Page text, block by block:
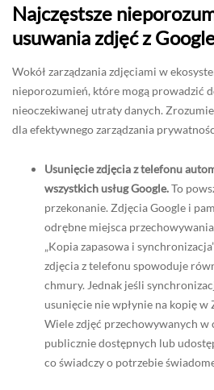
Najczęstsze
usuwania zdjęć z
Wokół zarządzania zdjęciami w
nieporozumień, które mogą prowadzić
nieoczekiwanej utraty danych.
dla efektywnego zarządzania
Usunięcie zdjęcia z telefonu
wszystkich usług Google.To
przekonanie. Zdjęcia Google i
odrębne miejsca
„Kopia zapasowa i
zdjęcia z telefonu spowoduje
chmury. Jednak jeśli
usunięcie nie wpłynie na kopię w
Wiele zdjęć przechowywanych w
publicznie dostępnych lub
co świadczy o potrzebie